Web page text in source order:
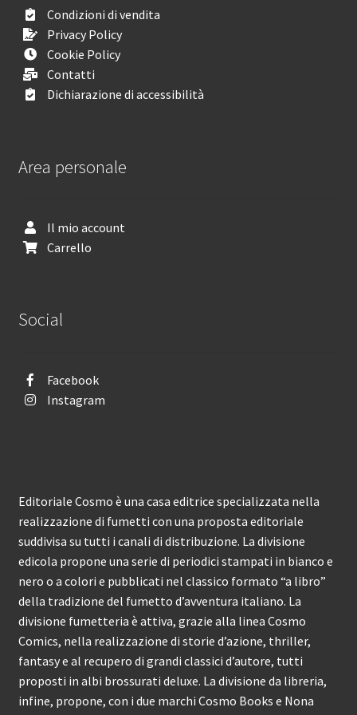
Condizioni di vendita
Privacy Policy
Cookie Policy
Contatti
Dichiarazione di accessibilità
Area personale
Il mio account
Carrello
Social
Facebook
Instagram
Editoriale Cosmo è una casa editrice specializzata nella
realizzazione di fumetti con una proposta editoriale
suddivisa su tutti i canali di distribuzione. La divisione
edicola propone una serie di periodici stampati in bianco e
nero o a colori e pubblicati nel classico formato “a libro”
della tradizione del fumetto d’avventura italiano. La
divisione fumetteria è attiva, grazie alla linea Cosmo
Comics, nella realizzazione di storie d’azione, thriller,
fantasy e al recupero di grandi classici d’autore, tutti
proposti in albi brossurati deluxe. La divisione da libreria,
infine, propone, con i due marchi Cosmo Books e Nona